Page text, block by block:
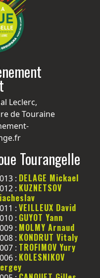
Leclerc,
de Touraine
Tourangelle
: DELAGE Mickael
: KUZNETSOV
: VEILLEUX David
: GUYOT Yann
: MOLMY Arnaud
: KONDRUT Vitaly
: TROFIMOV Yury
: KOLESNIKOV